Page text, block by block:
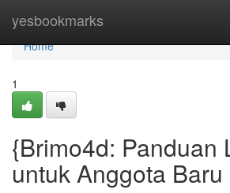
yesbookmarks
Home
Home
1
{Brimo4d: Panduan
untuk Anggota Baru